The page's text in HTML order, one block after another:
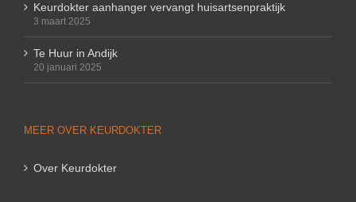
Keurdokter aanhanger vervangt huisartsenpraktijk
3 maart 2025
Te Huur in Andijk
20 januari 2025
MEER OVER KEURDOKTER
Over Keurdokter